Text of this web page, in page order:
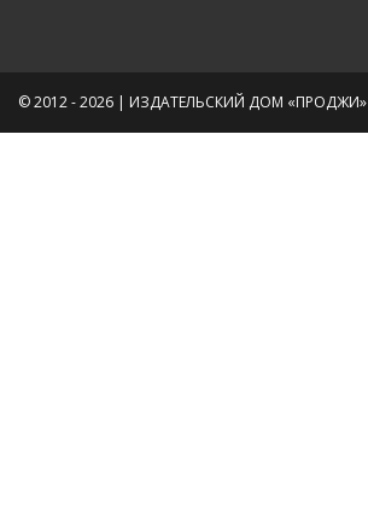
© 2012 - 2026 | ИЗДАТЕЛЬСКИЙ ДОМ «ПРОДЖИ»